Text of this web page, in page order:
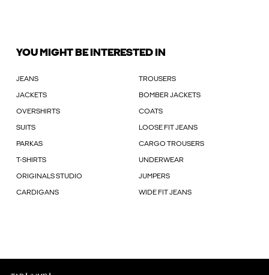
YOU MIGHT BE INTERESTED IN
JEANS TROUSERS
JACKETS BOMBER JACKETS
OVERSHIRTS COATS
SUITS LOOSE FIT JEANS
PARKAS CARGO TROUSERS
T-SHIRTS UNDERWEAR
ORIGINALS STUDIO JUMPERS
CARDIGANS WIDE FIT JEANS